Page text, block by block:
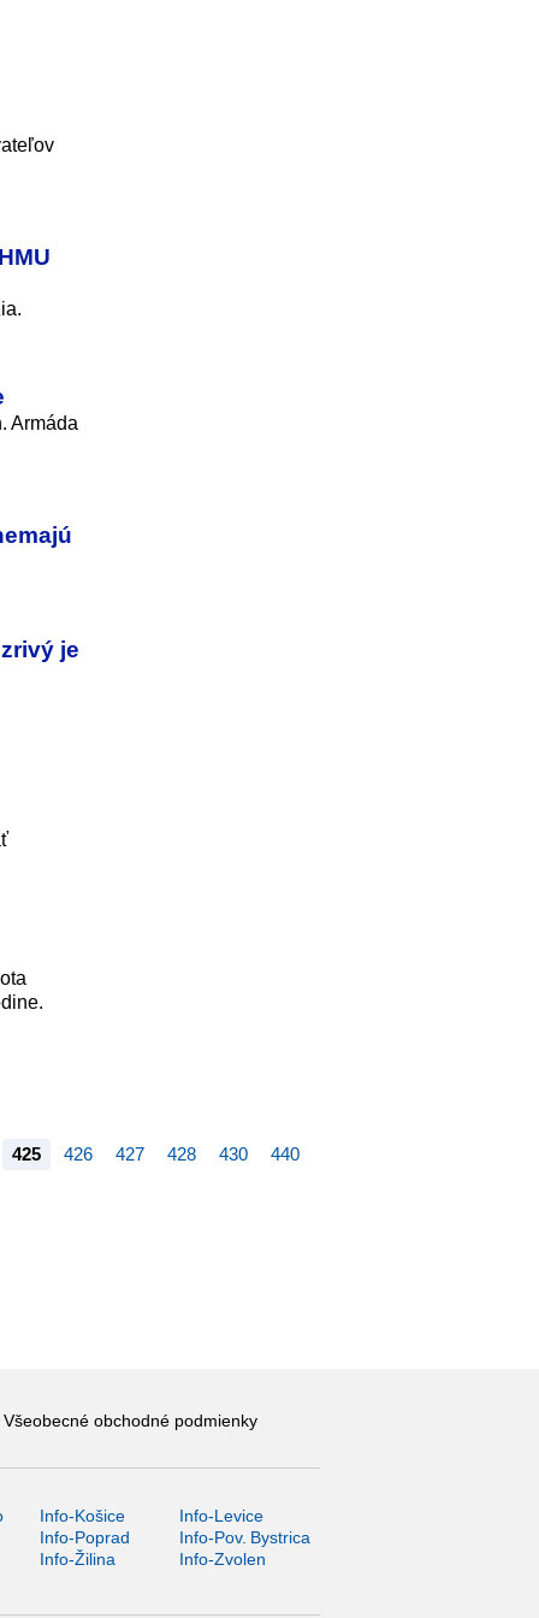
Armáda
je
425 426 427 428 430 440
Všeobecné obchodné podmienky
Info-Košice
Info-Levice
Info-Poprad
Info-Pov. Bystrica
Info-Žilina Info-Zvolen